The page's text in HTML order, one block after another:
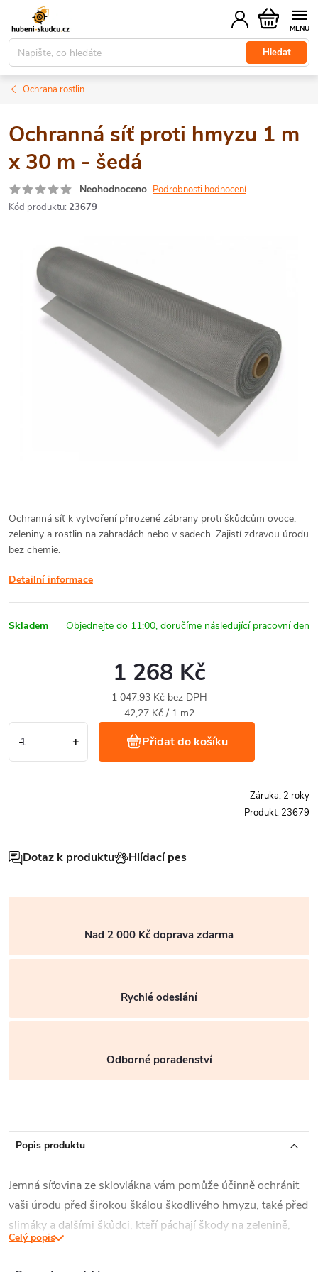
obsah
Hledat
Nákupní
košík
Ochrana rostlin
Ochranná síť proti hmyzu 1 m
x 30 m - šedá
Neohodnoceno Podrobnosti hodnocení
Kód produktu: 23679
Ochranná síť k vytvoření přirozené zábrany proti škůdcům ovoce,
zeleniny a rostlin na zahradách nebo v sadech. Zajistí zdravou úrodu
bez chemie.
Detailní informace
Skladem
1 268 Kč
1 047,93 Kč bez DPH
Měrná
42,27 Kč / 1 m2
Přidat do košíku
Záruka: 2 roky
Produkt: 23679
Dotaz k produktu Hlídací pes
Nad 2 000 Kč doprava zdarma
Rychlé odeslání
Odborné poradenství
Popis produktu
Jemná síťovina ze sklovlákna vám pomůže účinně ochránit
vaši úrodu před širokou škálou škodlivého hmyzu, také před
slimáky a dalšími škůdci, kteří páchají škody na zelenině,
ovoci a jiných rostlinách.
Celý popis